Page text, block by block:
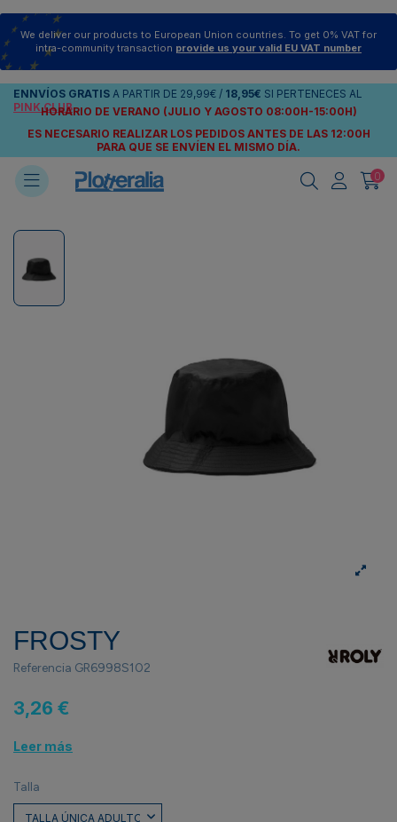
We deliver our products to European Union countries. To get 0% VAT for
intra-community transaction provide us your valid EU VAT number
ENNVÍOS GRATIS A PARTIR DE 29,99€ / 18,95€ SI PERTENECES AL
PINK CLUB
HORARIO DE VERANO (JULIO Y AGOSTO 08:00H-15:00H)
ES NECESARIO REALIZAR LOS PEDIDOS ANTES DE LAS 12:00H
PARA QUE SE ENVÍEN EL MISMO DÍA.
0
FROSTY
Referencia GR6998S102
3,26 €
Leer más
Talla